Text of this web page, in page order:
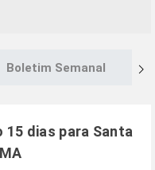
Boletim Semanal
15 dias para Santa
MA